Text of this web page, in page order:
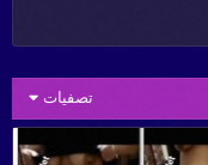
تصفيات